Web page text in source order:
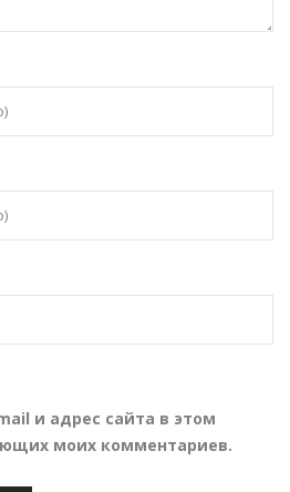
и адрес сайта в этом
моих комментариев.